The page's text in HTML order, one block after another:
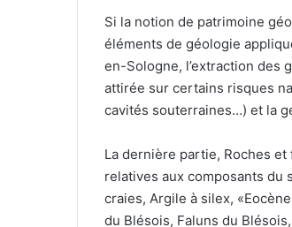
Si la notion de patrimoine
éléments de géologie
en-Sologne, l’extraction des
attirée sur certains risques
cavités souterraines…) et la
La dernière partie, Roches
relatives aux composants du
craies, Argile à silex,
du Blésois, Faluns du